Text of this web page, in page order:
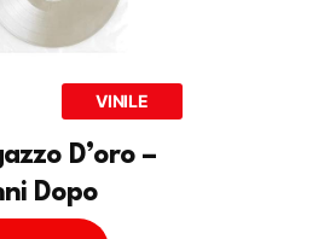
VINILE
D’oro –
Dopo